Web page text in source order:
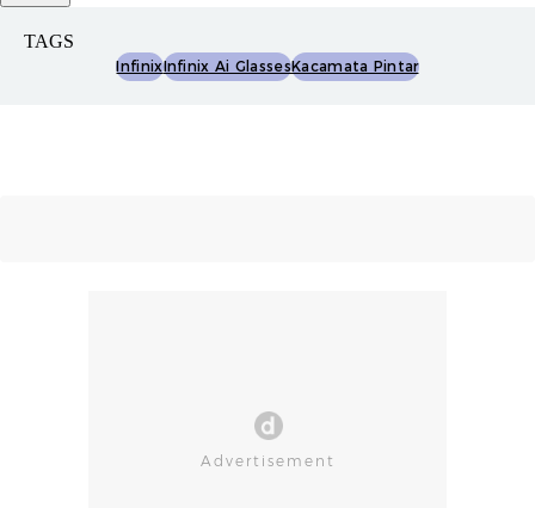
TAGS
InfinixInfinix Ai GlassesKacamata Pintar